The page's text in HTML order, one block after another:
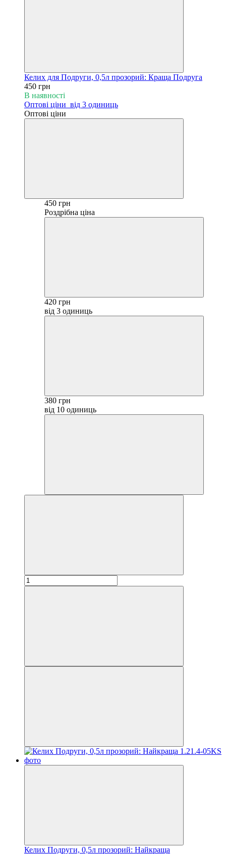
Келих для Подруги, 0,5л прозорий: Краща Подруга
450 грн
В наявності
Оптові ціни від 3 одиниць
Оптові ціни
450 грн
Роздрібна ціна
420 грн
від 3 одиниць
380 грн
від 10 одиниць
Келих Подруги, 0,5л прозорий: Найкраща